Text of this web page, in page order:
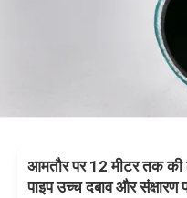
आमतौर पर 12 मीटर तक की
पाइप उच्च दबाव और संक्षारण